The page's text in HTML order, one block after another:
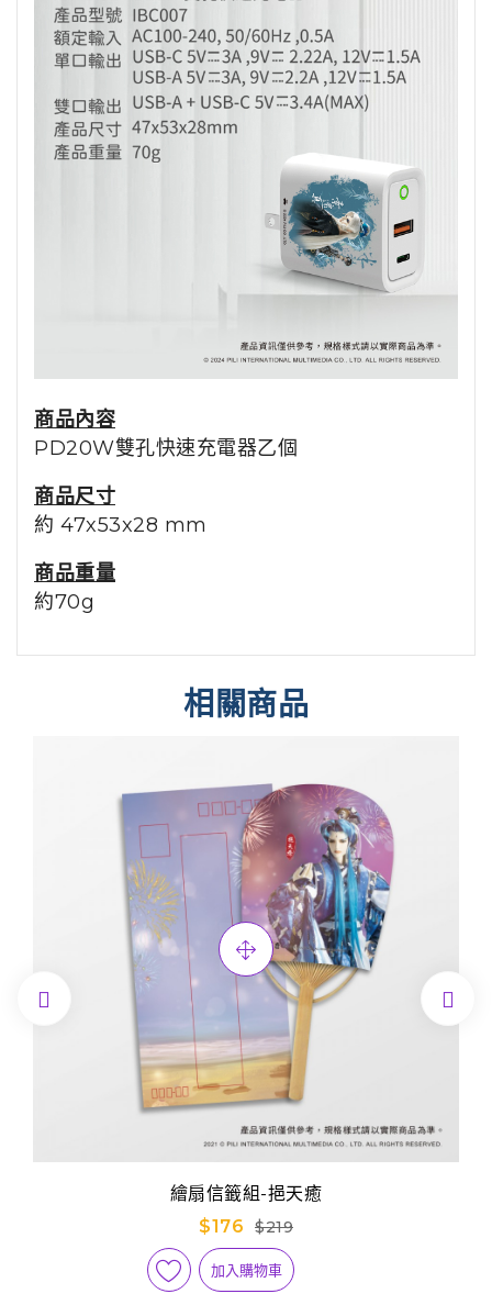
商品內容
PD20W雙孔快速充電器乙個
商品尺寸
約 47x53x28 mm
商品重量
約70g
相關商品
繪扇信籤組-挹天癒
$176
$219
加入購物車
 